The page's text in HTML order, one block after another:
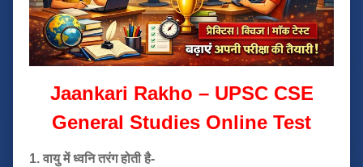
Jaankari Rakho – UPSC CSE
General Studies Online Test
1. वायु में ध्वनि तरंग होती है-